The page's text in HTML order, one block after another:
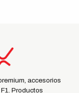
accesorios
Productos